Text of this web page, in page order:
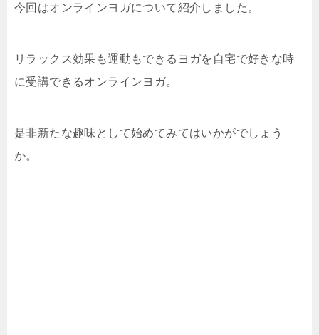
今回はオンラインヨガについて紹介しました。
リラックス効果も運動もできるヨガを自宅で好きな時
に受講できるオンラインヨガ。
是非新たな趣味として始めてみてはいかがでしょう
か。